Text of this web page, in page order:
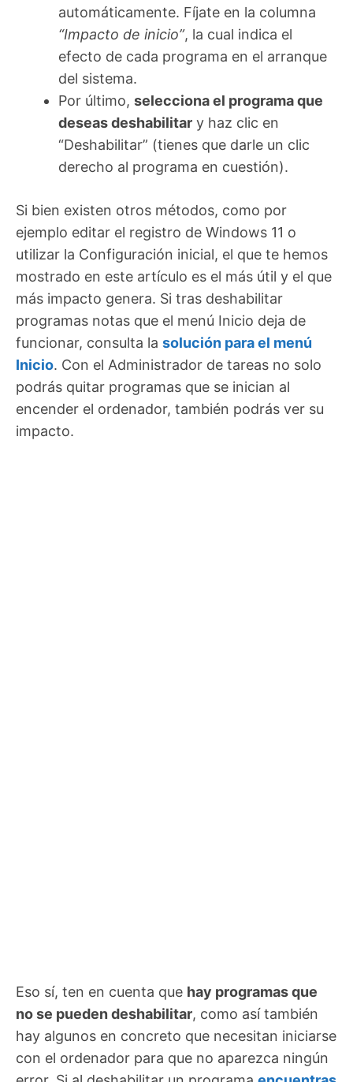
automáticamente. Fíjate en la columna
“Impacto de inicio”, la cual indica el
efecto de cada programa en el arranque
del sistema.
Por último, selecciona el programa que
deseas deshabilitar y haz clic en
“Deshabilitar” (tienes que darle un clic
derecho al programa en cuestión).
Si bien existen otros métodos, como por
ejemplo editar el registro de Windows 11 o
utilizar la Configuración inicial, el que te hemos
mostrado en este artículo es el más útil y el que
más impacto genera. Si tras deshabilitar
programas notas que el menú Inicio deja de
funcionar, consulta la solución para el menú
Inicio. Con el Administrador de tareas no solo
podrás quitar programas que se inician al
encender el ordenador, también podrás ver su
impacto.
Eso sí, ten en cuenta que hay programas que
no se pueden deshabilitar, como así también
hay algunos en concreto que necesitan iniciarse
con el ordenador para que no aparezca ningún